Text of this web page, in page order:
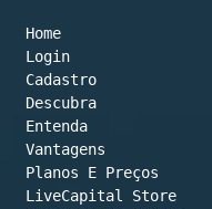
Home
Login
Cadastro
Descubra
Entenda
Vantagens
Planos E Preços
LiveCapital Store